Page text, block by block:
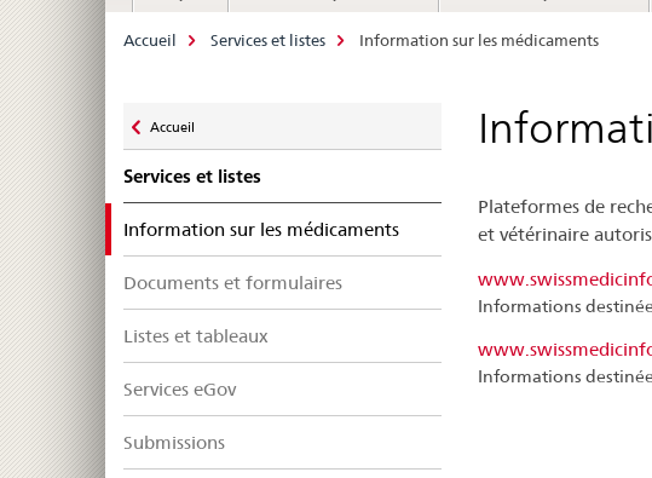
Breadcrumb
Accueil Services et listes Information sur les médicaments
zu
Accueil
Services et listes
Information sur les médicamentsselected
Documents et formulaires
Listes et tableaux
Services eGov
Submissions
Plateformes de
et vétérinaire
Informations
Informations